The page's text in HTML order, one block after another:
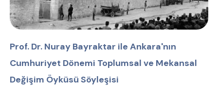
Prof. Dr. Nuray Bayraktar ile Ankara'nın
Cumhuriyet Dönemi Toplumsal ve Mekansal
Değişim Öyküsü Söyleşisi